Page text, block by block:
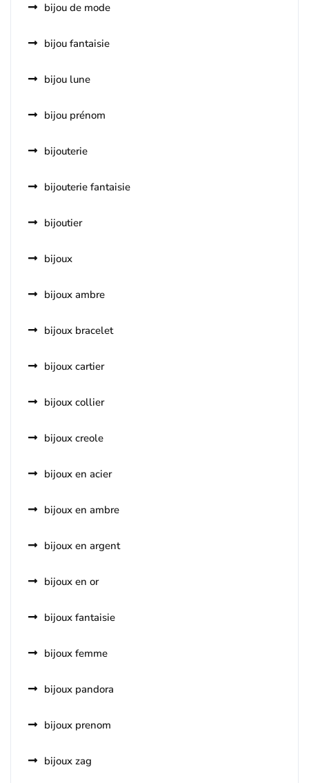
bijou de mode
bijou fantaisie
bijou lune
bijou prénom
bijouterie
bijouterie fantaisie
bijoutier
bijoux
bijoux ambre
bijoux bracelet
bijoux cartier
bijoux collier
bijoux creole
bijoux en acier
bijoux en ambre
bijoux en argent
bijoux en or
bijoux fantaisie
bijoux femme
bijoux pandora
bijoux prenom
bijoux zag